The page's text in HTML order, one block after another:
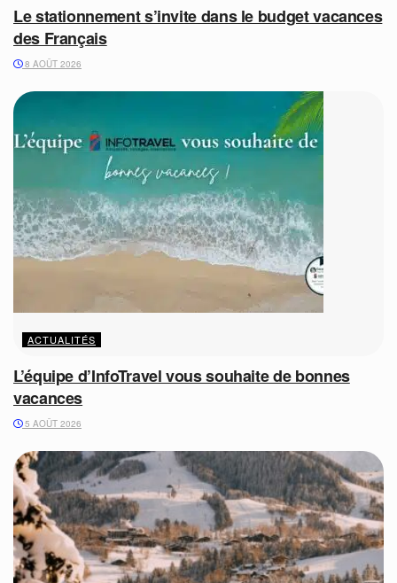
Le stationnement s’invite dans le budget vacances
des Français
8 AOÛT 2026
ACTUALITÉS
L’équipe d’InfoTravel vous souhaite de bonnes
vacances
5 AOÛT 2026